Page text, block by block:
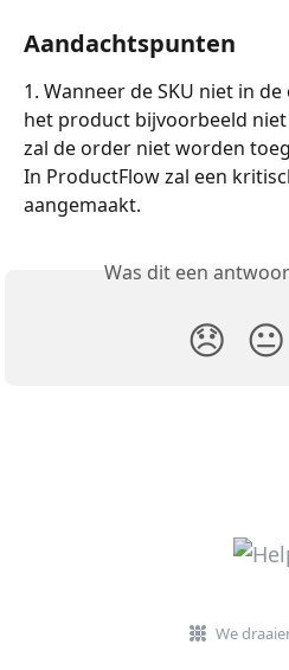
Aandachtspunten
1. Wanneer de SKU niet in
het product bijvoorbeeld
zal de order niet worden
In ProductFlow zal een
aangemaakt.
Was dit een
😞 😐
We